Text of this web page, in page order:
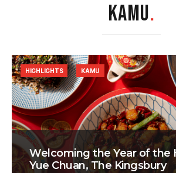
KAMU.
Welcoming the Year of the
Yue Chuan, The Kingsbury
HIGHLIGHTS KAMU